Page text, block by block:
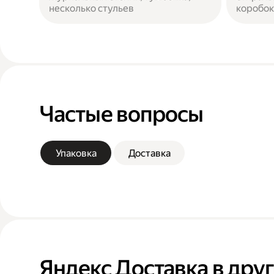
несколько стульев
коробок
Частые вопросы
Упаковка Доставка
Яндекс Доставка в